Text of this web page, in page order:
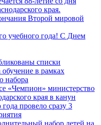
края.
Второй мировой
учебного года! С Днем
списки
в рамках
набора
«Чемпион» министерство
края в канун
провело сразу 3
набор детей на